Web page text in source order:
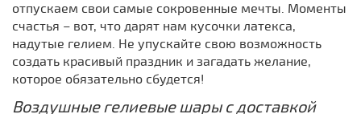
отпускаем свои самые сокровенные мечты. Моменты
счастья – вот, что дарят нам кусочки латекса,
надутые гелием. Не упускайте свою возможность
создать красивый праздник и загадать желание,
которое обязательно сбудется!
Воздушные гелиевые шары с доставкой